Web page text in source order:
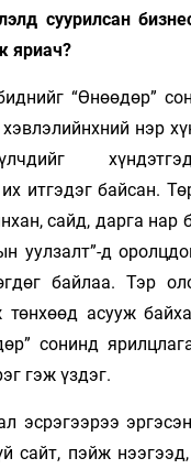
суурилсан
яриач?
“Өнөөдөр”
нэр
итгэдэг байсан.
сайд, дарга нар
уулзалт”-д
байлаа. Тэр
асууж
сонинд
гэж үздэг.
эсрэгээрээ
сайт, пэйж